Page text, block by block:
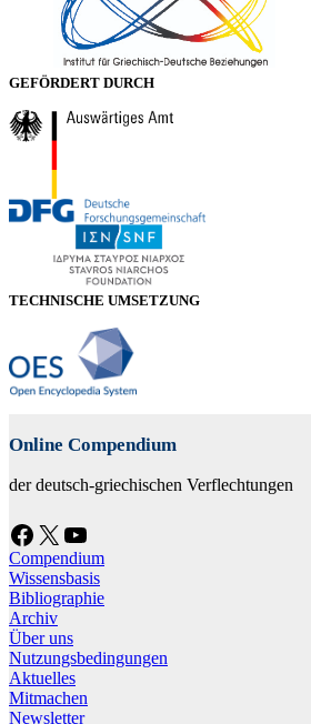
GEFÖRDERT DURCH
TECHNISCHE UMSETZUNG
Online Compendium
der deutsch-griechischen Verflechtungen
Facebook X YouTube
Compendium
Wissensbasis
Bibliographie
Archiv
Über uns
Nutzungsbedingungen
Aktuelles
Mitmachen
Newsletter